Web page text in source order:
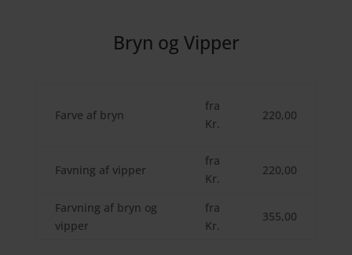
Bryn og Vipper
Farve af bryn
fra
Kr.
220,00
Favning af vipper
fra
Kr.
220,00
Farvning af bryn og
vipper
fra
Kr.
355,00